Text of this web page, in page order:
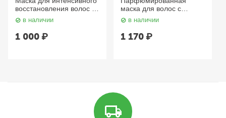
восстановления волос /
Intensive Mask for
Damaged Hair, 500 мл
TEFIA Mycare
в наличии
1 000₽
маска для волос c
ароматом белого
мускуса 500 мл
LODEURLETTE
в наличии
1 170₽